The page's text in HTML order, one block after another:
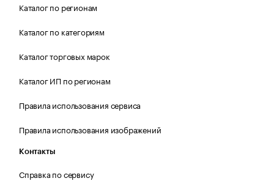
Каталог по регионам
Каталог по категориям
Каталог торговых марок
Каталог ИП по регионам
Правила использования сервиса
Правила использования изображений
Контакты
Справка по сервису